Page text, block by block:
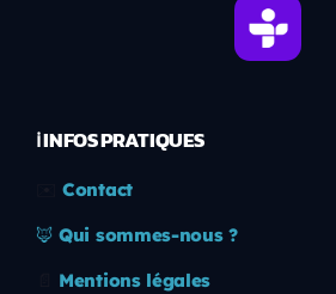
ℹ️ INFOS PRATIQUES
Contact
🦊 Qui sommes-nous ?
Mentions légales